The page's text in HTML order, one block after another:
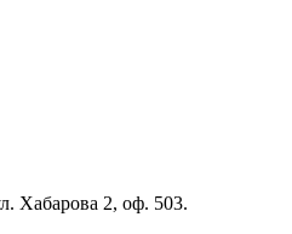
Хабарова 2, оф. 503.